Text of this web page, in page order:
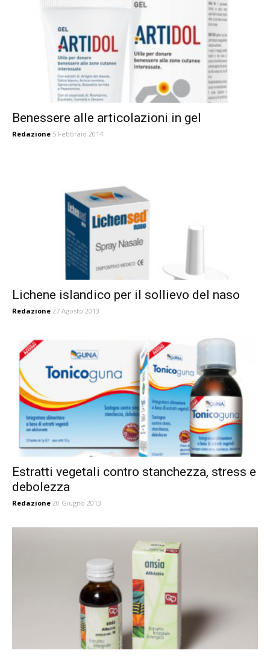
Benessere alle articolazioni in gel
Redazione 5 Febbraio 2014
Lichene islandico per il sollievo del naso
Redazione 27 Agosto 2013
Estratti vegetali contro stanchezza, stress e
debolezza
Redazione 20 Giugno 2013